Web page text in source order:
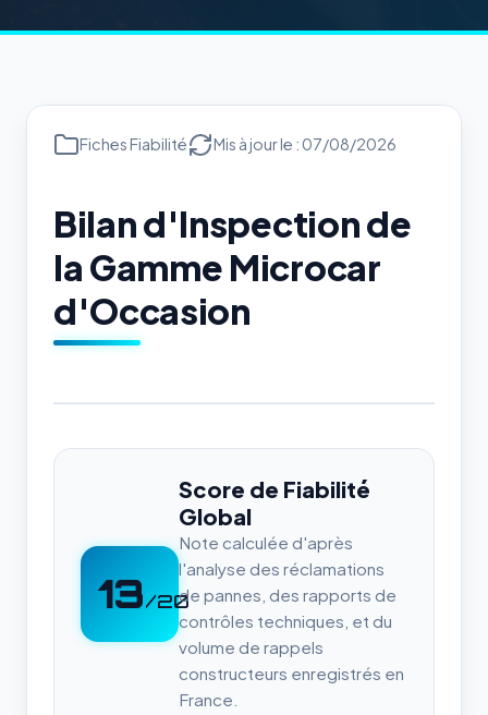
Fiches Fiabilité Mis à jour le : 07/08/2026
Bilan d'Inspection de
la Gamme Microcar
d'Occasion
13/20
Score de Fiabilité
Global
Note calculée d'après
l'analyse des réclamations
de pannes, des rapports de
contrôles techniques, et du
volume de rappels
constructeurs enregistrés en
France.